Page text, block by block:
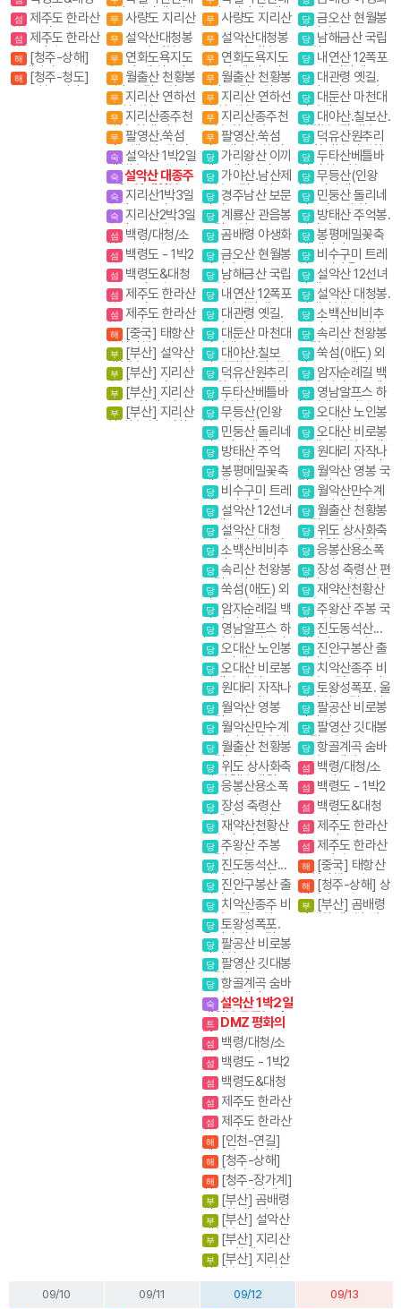
도 - 2박3일
섬 제주도 한라산
항공 1박2일
섬 제주도 한라산
항공 당일
해 [청주-상해]
상해관광 4일 / 상
해+황산 5일
해 [청주-청도]
중국 청도관광 3
일출(성인대) 내설
악 4암자길
무 사량도 지리산
무 설악산대청봉
공룡능선 서북능
선 백담사
무 연화도욕지도
수국축제 섬&산
무 월출산 천황봉
일출 국립공원
무 지리산 연하선
경 천왕봉
무 지리산종주천
왕봉(화대.성중)
무 팔영산.쑥섬
다도해일출 쑥섬
야생화
숙 설악산 1박2일
대청봉.공룡능선
(갈땐 시외버스이
용)
숙 설악산 대종주
1박3일 대청봉.공
룡능선 서북능선
숙 지리산1박3일
숙박종주(성중.화
대)
숙 지리산2박3일
숙박종주(성중,성
대)
섬 백령/대청/소
청- 3박4일
섬 백령도 - 1박2
일
섬 백령도&대청
도 - 2박3일
섬 제주도 한라산
항공 1박2일
섬 제주도 한라산
항공 당일
해 [중국] 태항산
핵심여행 4일
부 [부산] 설악산
대청봉. 공룡능선
부 [부산] 지리산
숙박종주(성중.화
대)1무1박3일
부 [부산] 지리산
종주 (화대. 성중)
천왕봉코스
부 [부산] 지리산
천왕봉일출.연하
일출(성인대) 내설
악 4암자길
무 사량도 지리산
무 설악산대청봉
공룡능선 서북능
선 백담사
무 연화도욕지도
수국축제 섬&산
무 월출산 천황봉
일출 국립공원
무 지리산 연하선
경 천왕봉
무 지리산종주천
왕봉(화대.성중)
무 팔영산.쑥섬
다도해일출 쑥섬
야생화
당 가리왕산 이끼
계곡,케이블카(여
행코스)
당 가야산.남산제
일봉 국립공원
당 경주남산 보문
단지
당 계룡산 관음봉
국립공원
당 곰배령 야생화
당 금오산 현월봉
약사암
당 남해금산 국립
공원
당 내연산 12폭포
소금강전망대
당 대관령 옛길.
금강소나무 숲길
당 대둔산 마천대
진달래
당 대야산.칠보
산.막장봉+장성봉
당 덕유산원추리
꽃 향적봉 야생화
당 두타산베틀바
위.마천루협곡
당 무등산(인왕
봉) 서석대
당 민둥산 돌리네
인스타그램 핫플
레이스
당 방태산 주억
봉. 적가리골
당 봉평메밀꽃축
제 태기산
당 비수구미 트레
킹 오지마을
당 설악산 12선녀
탕계곡
당 설악산 대청
봉.귀때기청봉진
달래.흘림골 강원
20대명산
당 소백산비비추
꽃 비로봉 국망봉
야생화
당 속리산 천왕봉
국립공원
당 쑥섬(애도) 외
나로도 봉래산
당 암자순례길 백
담사 영시암 오세
암 내설악
당 영남알프스 하
늘억새길(신불산
영축산) 억새축제
당 오대산 노인봉
소금강계곡
당 오대산 비로봉
선재길 강원20대
명산
당 원대리 자작나
무숲 속삭이는 자
작나무 숲
당 월악산 영봉
국립공원
당 월악산만수계
곡 포암산 만수봉
당 월출산 천황봉
국립공원
당 위도 상사화축
제.망월봉.대월습
곡
당 응봉산용소폭
포 온정골
당 장성 축령산
편백나무숲 치유
의길
당 재약산천황산
표충사 (영남알프
스 억새)
당 주왕산 주봉
국립공원
당 진도동석산...
암봉과 암릉의 골
산을 매력을 만끽
하다
당 진안구봉산 출
렁다리
당 치악산종주 비
로봉 국립공원 강
원20대명산
당 토왕성폭포.
울산바위. 국립공
원 스탬프
당 팔공산 비로봉
갓바위
당 팔영산 깃대봉
국립공원
당 항골계곡 숨바
우길 트레킹
숙 설악산 1박2일
대청봉.공룡능선
트 DMZ 평화의
길 1코스
섬 백령/대청/소
청- 3박4일
섬 백령도 - 1박2
일
섬 백령도&대청
도 - 2박3일
섬 제주도 한라산
항공 1박2일
섬 제주도 한라산
항공 당일
해 [인천-연길]
백두산 3파정복
(남파+서파+북
파) 4박5일
해 [청주-상해]
상해관광 4일 / 상
해+황산 5일
해 [청주-장가계]
천문산+원가계
+천문산쇼 3박4
일/4박5일
부 [부산] 곰배령
야생화.새벽출발.
야생화의천국
부 [부산] 설악산
대청봉. 공룡능선
부 [부산] 지리산
종주 (화대. 성중)
천왕봉코스
부 [부산] 지리산
천왕봉일출.연하
당 금오산 현월봉
약사암
당 남해금산 국립
공원
당 내연산 12폭포
소금강전망대
당 대관령 옛길.
금강소나무 숲길
당 대둔산 마천대
진달래
당 대야산.칠보산.
막장봉+장성봉
당 덕유산원추리
꽃 향적봉 야생화
당 두타산베틀바
위.마천루협곡
당 무등산(인왕
봉) 서석대
당 민둥산 돌리네
인스타그램 핫플레
이스
당 방태산 주억봉.
적가리골
당 봉평메밀꽃축
제 태기산
당 비수구미 트레
킹 오지마을
당 설악산 12선녀
탕계곡
당 설악산 대청봉.
귀때기청봉진달래.
흘림골 강원20대
명산
당 소백산비비추
꽃 비로봉 국망봉
야생화
당 속리산 천왕봉
국립공원
당 쑥섬(애도) 외
나로도 봉래산
당 암자순례길 백
담사 영시암 오세
암 내설악
당 영남알프스 하
늘억새길(신불산
영축산) 억새축제
당 오대산 노인봉
소금강계곡
당 오대산 비로봉
선재길 강원20대
명산
당 원대리 자작나
무숲 속삭이는 자
작나무 숲
당 월악산 영봉 국
립공원
당 월악산만수계
곡 포암산 만수봉
당 월출산 천황봉
국립공원
당 위도 상사화축
제.망월봉.대월습
곡
당 응봉산용소폭
포 온정골
당 장성 축령산 편
백나무숲 치유의길
당 재약산천황산
표충사 (영남알프
스 억새)
당 주왕산 주봉 국
립공원
당 진도동석산...
암봉과 암릉의 골
산을 매력을 만끽
하다
당 진안구봉산 출
렁다리
당 치악산종주 비
로봉 국립공원 강
원20대명산
당 토왕성폭포. 울
산바위. 국립공원
스탬프
당 팔공산 비로봉
갓바위
당 팔영산 깃대봉
국립공원
당 항골계곡 숨바
우길 트레킹
섬 백령/대청/소
청- 3박4일
섬 백령도 - 1박2
일
섬 백령도&대청
도 - 2박3일
섬 제주도 한라산
항공 1박2일
섬 제주도 한라산
항공 당일
해 [중국] 태항산
핵심여행 4일
해 [청주-상해] 상
해관광 4일 / 상해
+황산 5일
부 [부산] 곰배령
야생화.새벽출발.
09/10 09/11 09/12 09/13